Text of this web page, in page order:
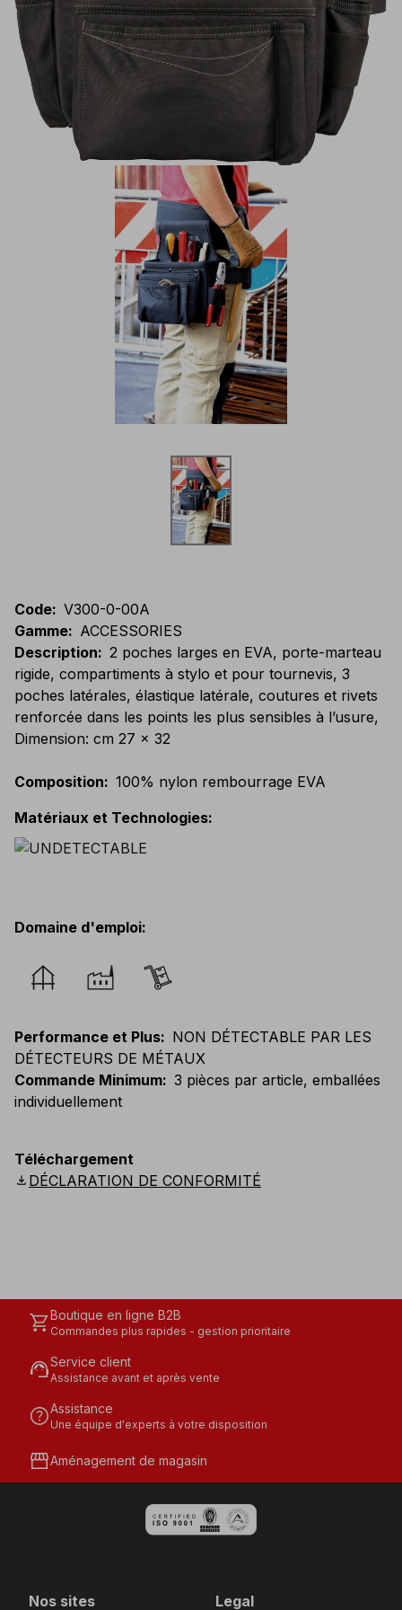
Code: V300-0-00A
Gamme: ACCESSORIES
Description: 2 poches larges en EVA, porte-marteau
rigide, compartiments à stylo et pour tournevis, 3
poches latérales, élastique latérale, coutures et rivets
renforcée dans les points les plus sensibles à l’usure,
Dimension: cm 27 x 32
Composition: 100% nylon rembourrage EVA
Matériaux et Technologies:
Domaine d'emploi:
Performance et Plus: NON DÉTECTABLE PAR LES
DÉTECTEURS DE MÉTAUX
Commande Minimum: 3 pièces par article, emballées
individuellement
Téléchargement
download DÉCLARATION DE CONFORMITÉ
shopping_cartBoutique en ligne B2B
Commandes plus rapides - gestion prioritaire
support_agentService client
Assistance avant et après vente
helpAssistance
Une équipe d'experts à votre disposition
storefrontAménagement de magasin
Nos sites Legal